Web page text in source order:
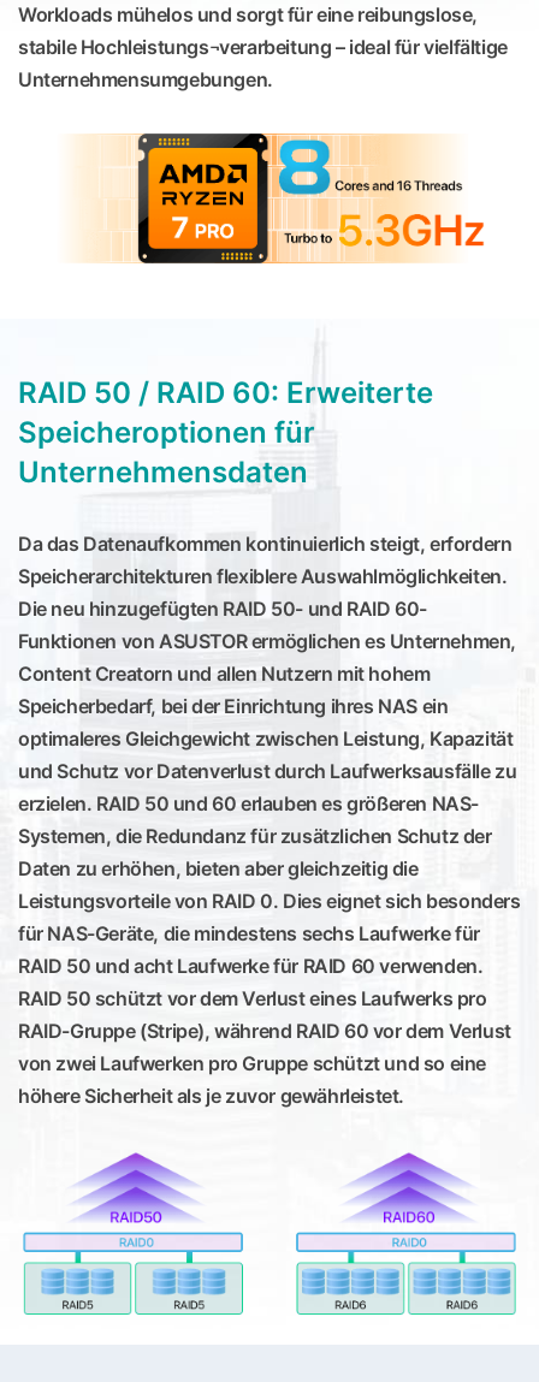
Workloads mühelos und sorgt für eine reibungslose,
stabile Hochleistungs¬verarbeitung – ideal für vielfältige
Unternehmensumgebungen.
RAID 50 / RAID 60: Erweiterte
Speicheroptionen für
Unternehmensdaten
Da das Datenaufkommen kontinuierlich steigt, erfordern
Speicherarchitekturen flexiblere Auswahlmöglichkeiten.
Die neu hinzugefügten RAID 50- und RAID 60-
Funktionen von ASUSTOR ermöglichen es Unternehmen,
Content Creatorn und allen Nutzern mit hohem
Speicherbedarf, bei der Einrichtung ihres NAS ein
optimaleres Gleichgewicht zwischen Leistung, Kapazität
und Schutz vor Datenverlust durch Laufwerksausfälle zu
erzielen. RAID 50 und 60 erlauben es größeren NAS-
Systemen, die Redundanz für zusätzlichen Schutz der
Daten zu erhöhen, bieten aber gleichzeitig die
Leistungsvorteile von RAID 0. Dies eignet sich besonders
für NAS-Geräte, die mindestens sechs Laufwerke für
RAID 50 und acht Laufwerke für RAID 60 verwenden.
RAID 50 schützt vor dem Verlust eines Laufwerks pro
RAID-Gruppe (Stripe), während RAID 60 vor dem Verlust
von zwei Laufwerken pro Gruppe schützt und so eine
höhere Sicherheit als je zuvor gewährleistet.